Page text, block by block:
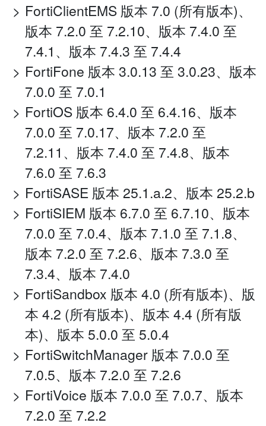
FortiClientEMS 版本 7.0 (所有版本)、
版本 7.2.0 至 7.2.10、版本 7.4.0 至
7.4.1、版本 7.4.3 至 7.4.4
FortiFone 版本 3.0.13 至 3.0.23、版本
7.0.0 至 7.0.1
FortiOS 版本 6.4.0 至 6.4.16、版本
7.0.0 至 7.0.17、版本 7.2.0 至
7.2.11、版本 7.4.0 至 7.4.8、版本
7.6.0 至 7.6.3
FortiSASE 版本 25.1.a.2、版本 25.2.b
FortiSIEM 版本 6.7.0 至 6.7.10、版本
7.0.0 至 7.0.4、版本 7.1.0 至 7.1.8、
版本 7.2.0 至 7.2.6、版本 7.3.0 至
7.3.4、版本 7.4.0
FortiSandbox 版本 4.0 (所有版本)、版
本 4.2 (所有版本)、版本 4.4 (所有版
本)、版本 5.0.0 至 5.0.4
FortiSwitchManager 版本 7.0.0 至
7.0.5、版本 7.2.0 至 7.2.6
FortiVoice 版本 7.0.0 至 7.0.7、版本
7.2.0 至 7.2.2